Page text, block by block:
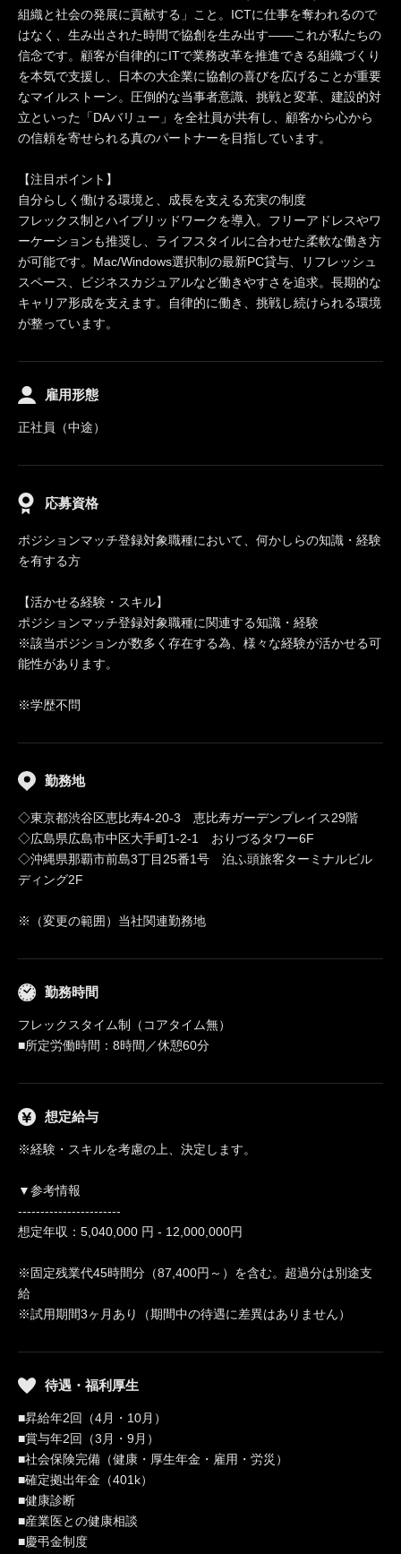
組織と社会の発展に貢献する」こと。ICTに仕事を奪われるので
はなく、生み出された時間で協創を生み出す――これが私たちの
信念です。顧客が自律的にITで業務改革を推進できる組織づくり
を本気で支援し、日本の大企業に協創の喜びを広げることが重要
なマイルストーン。圧倒的な当事者意識、挑戦と変革、建設的対
立といった「DAバリュー」を全社員が共有し、顧客から心から
の信頼を寄せられる真のパートナーを目指しています。
【注目ポイント】
自分らしく働ける環境と、成長を支える充実の制度
フレックス制とハイブリッドワークを導入。フリーアドレスやワ
ーケーションも推奨し、ライフスタイルに合わせた柔軟な働き方
が可能です。Mac/Windows選択制の最新PC貸与、リフレッシュ
スペース、ビジネスカジュアルなど働きやすさを追求。長期的な
キャリア形成を支えます。自律的に働き、挑戦し続けられる環境
が整っています。
雇用形態
正社員（中途）
応募資格
ポジションマッチ登録対象職種において、何かしらの知識・経験
を有する方
【活かせる経験・スキル】
ポジションマッチ登録対象職種に関連する知識・経験
※該当ポジションが数多く存在する為、様々な経験が活かせる可
能性があります。
※学歴不問
勤務地
◇東京都渋谷区恵比寿4-20-3 恵比寿ガーデンプレイス29階
◇広島県広島市中区大手町1-2-1 おりづるタワー6F
◇沖縄県那覇市前島3丁目25番1号 泊ふ頭旅客ターミナルビル
ディング2F
※（変更の範囲）当社関連勤務地
勤務時間
フレックスタイム制（コアタイム無）
■所定労働時間：8時間／休憩60分
想定給与
※経験・スキルを考慮の上、決定します。
▼参考情報
-----------------------
想定年収：5,040,000 円 - 12,000,000円
※固定残業代45時間分（87,400円～）を含む。超過分は別途支
給
※試用期間3ヶ月あり（期間中の待遇に差異はありません）
待遇・福利厚生
■昇給年2回（4月・10月）
■賞与年2回（3月・9月）
■社会保険完備（健康・厚生年金・雇用・労災）
■確定拠出年金（401k）
■健康診断
■産業医との健康相談
■慶弔金制度